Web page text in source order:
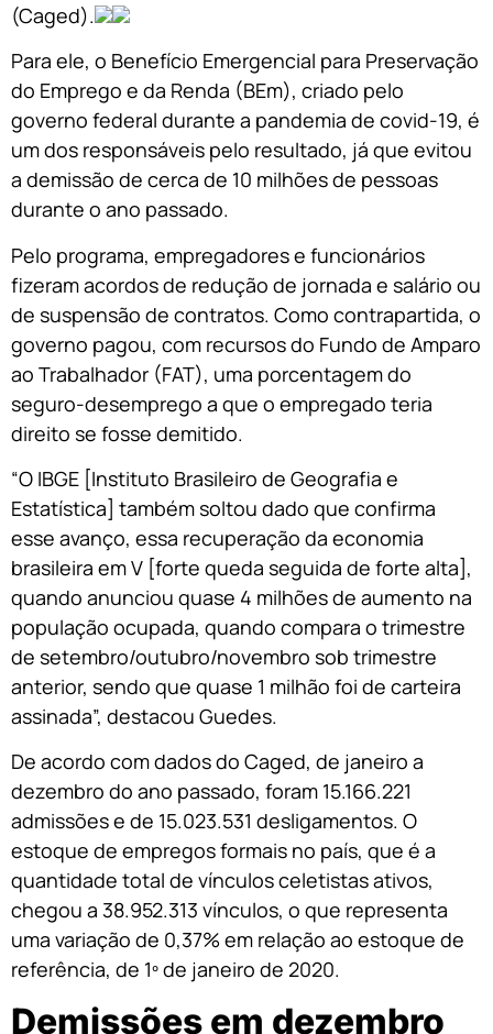
(Caged).
Para ele, o Benefício Emergencial para Preservação
do Emprego e da Renda (BEm), criado pelo
governo federal durante a pandemia de covid-19, é
um dos responsáveis pelo resultado, já que evitou
a demissão de cerca de 10 milhões de pessoas
durante o ano passado.
Pelo programa, empregadores e funcionários
fizeram acordos de redução de jornada e salário ou
de suspensão de contratos. Como contrapartida, o
governo pagou, com recursos do Fundo de Amparo
ao Trabalhador (FAT), uma porcentagem do
seguro-desemprego a que o empregado teria
direito se fosse demitido.
“O IBGE [Instituto Brasileiro de Geografia e
Estatística] também soltou dado que confirma
esse avanço, essa recuperação da economia
brasileira em V [forte queda seguida de forte alta],
quando anunciou quase 4 milhões de aumento na
população ocupada, quando compara o trimestre
de setembro/outubro/novembro sob trimestre
anterior, sendo que quase 1 milhão foi de carteira
assinada”, destacou Guedes.
De acordo com dados do Caged, de janeiro a
dezembro do ano passado, foram 15.166.221
admissões e de 15.023.531 desligamentos. O
estoque de empregos formais no país, que é a
quantidade total de vínculos celetistas ativos,
chegou a 38.952.313 vínculos, o que representa
uma variação de 0,37% em relação ao estoque de
referência, de 1º de janeiro de 2020.
Demissões em dezembro